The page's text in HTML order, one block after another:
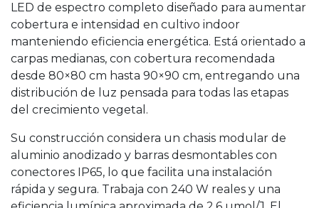
LED de espectro completo diseñado para aumentar
cobertura e intensidad en cultivo indoor
manteniendo eficiencia energética. Está orientado a
carpas medianas, con cobertura recomendada
desde 80×80 cm hasta 90×90 cm, entregando una
distribución de luz pensada para todas las etapas
del crecimiento vegetal.
Su construcción considera un chasis modular de
aluminio anodizado y barras desmontables con
conectores IP65, lo que facilita una instalación
rápida y segura. Trabaja con 240 W reales y una